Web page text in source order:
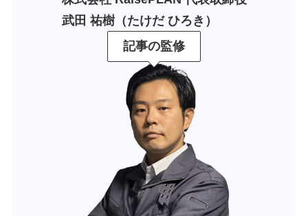
武田 祐樹（たけだ ひろき）
記事の監修